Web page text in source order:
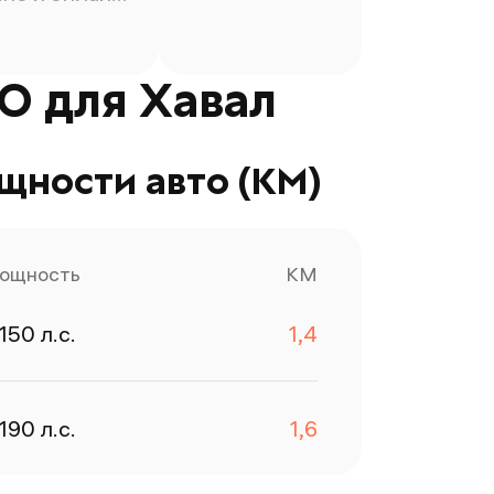
приходил
400тыс
за 1080
но это
что
для Хавал
авто (КМ)
КМ
150 л.с. 1,4
190 л.с. 1,6